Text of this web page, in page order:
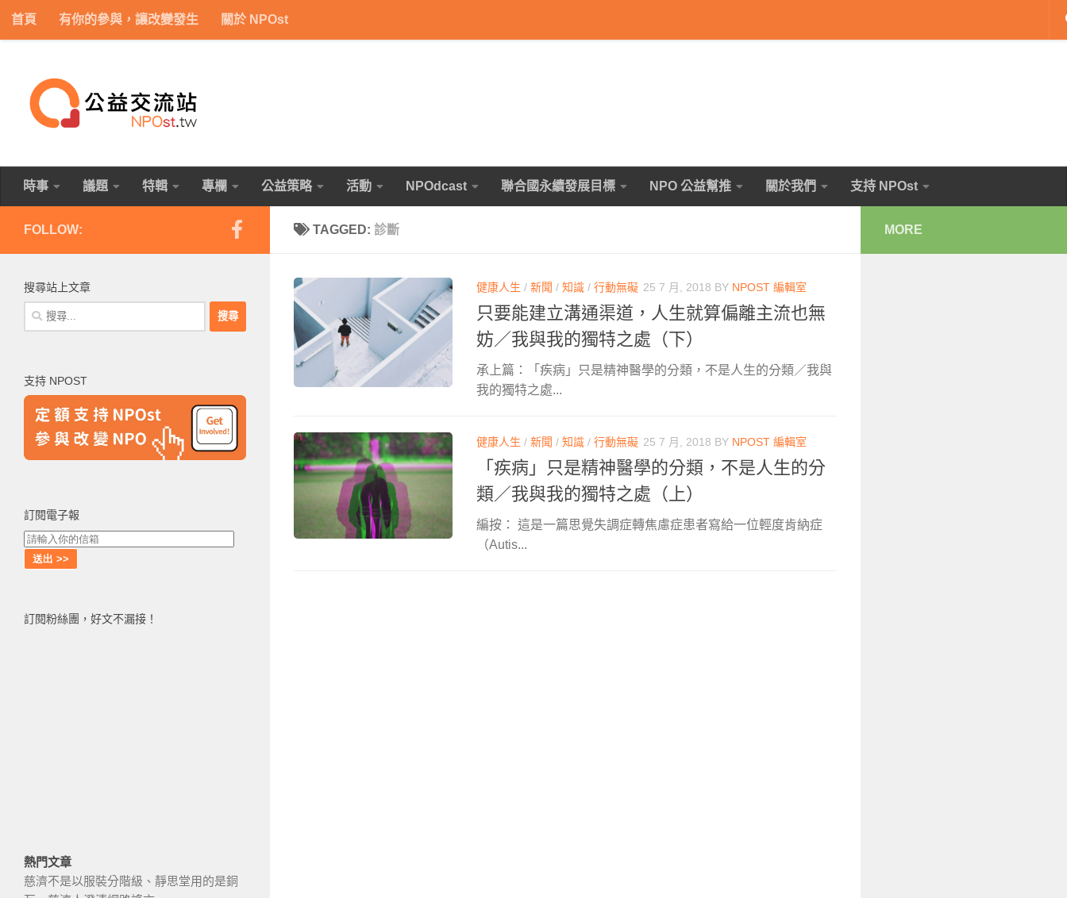
Skip to content
首頁 有你的參與，讓改變發生 關於 NPOst
時事 議題 特輯 專欄 公益策略 活動 NPOdcast 聯合國永續發展目標 NPO 公益幫推 關於我們 支持 NPOst
TAGGED: 診斷
健康人生 / 新聞 / 知識 / 行動無礙 25 7 月, 2018 BY NPOST 編輯室
只要能建立溝通渠道，人生就算偏離主流也無
妨／我與我的獨特之處（下）
承上篇：「疾病」只是精神醫學的分類，不是人生的分類／我與
我的獨特之處...
健康人生 / 新聞 / 知識 / 行動無礙 25 7 月, 2018 BY NPOST 編輯室
「疾病」只是精神醫學的分類，不是人生的分
類／我與我的獨特之處（上）
編按： 這是一篇思覺失調症轉焦慮症患者寫給一位輕度肯納症
（Autis...
FOLLOW:
搜尋站上文章
搜
尋
字:
支持 NPOST
訂閱電子報
訂閱粉絲團，好文不漏接！
熱門文章
慈濟不是以服裝分階級、靜思堂用的是銅
MORE